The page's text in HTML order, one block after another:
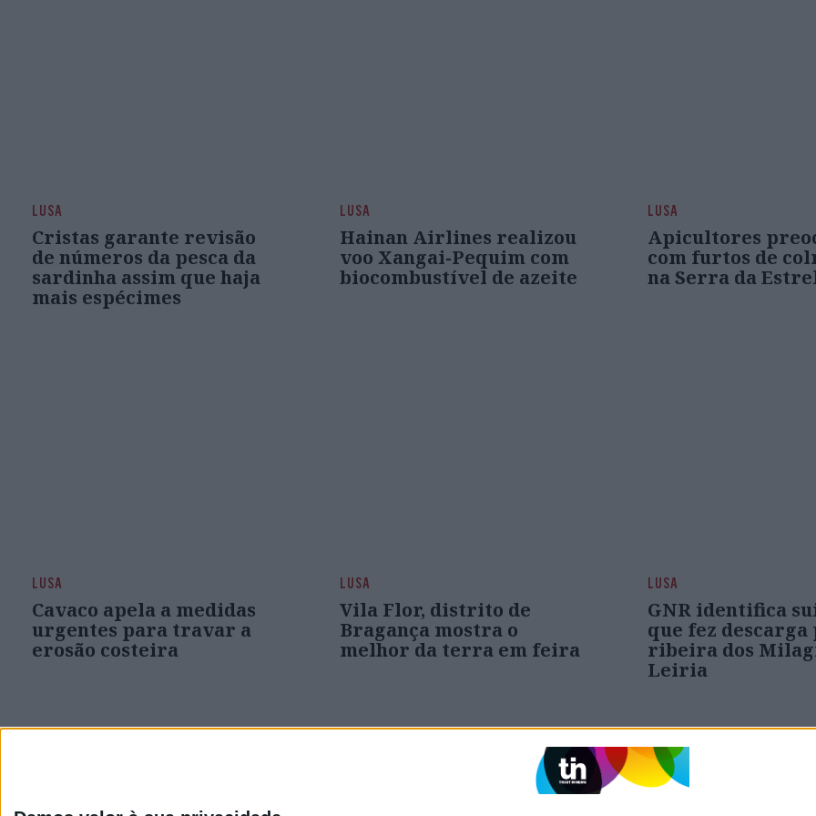
LUSA
Cristas garante revisão
de números da pesca da
sardinha assim que haja
mais espécimes
LUSA
Hainan Airlines realizou
voo Xangai-Pequim com
biocombustível de azeite
LUSA
Apicultores
com furtos de
na Serra da
LUSA
Cavaco apela a medidas
urgentes para travar a
erosão costeira
LUSA
Vila Flor, distrito de
Bragança mostra o
melhor da terra em feira
LUSA
GNR identifica
que fez descarga
ribeira dos
Leiria